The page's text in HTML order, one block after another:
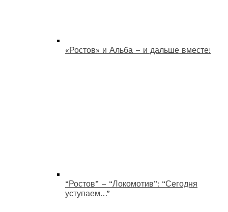
«Ростов» и Альба – и дальше вместе!
“Ростов” – “Локомотив”: “Сегодня
уступаем…”